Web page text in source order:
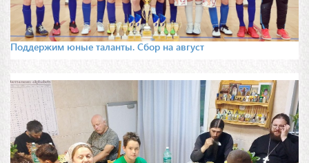
Поддержим юные таланты. Сбор на август